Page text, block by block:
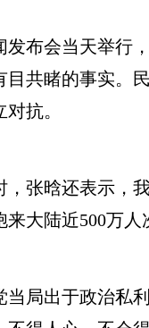
会当天举行，
目共睹的事实。
抗。
晗还表示，我
大陆近500万人
出于政治私利